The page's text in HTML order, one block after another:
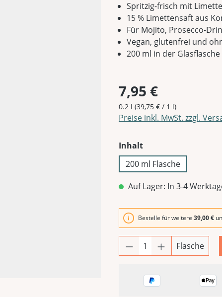
Spritzig-frisch mit
15 % Limettensaft aus
Für Mojito, Prosecco-
Vegan, glutenfrei und
200 ml in der Glasflasche
7,95 €
0.2 l (39,75 € / 1 l)
Preise inkl. MwSt. zzgl.
Inhaltauswählen
200 ml Flasche
Auf Lager: In 3-4
Bestelle für weitere 39,00 €
Flasche